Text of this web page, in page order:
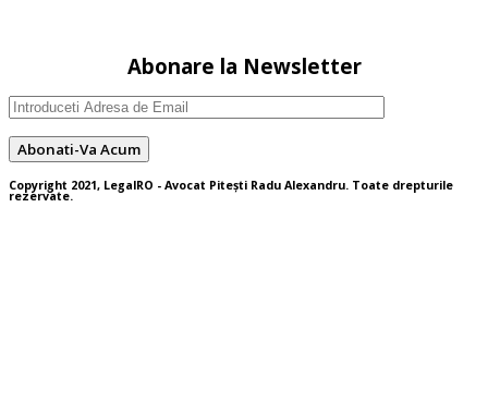
Abonare la Newsletter
Copyright 2021, LegalRO - Avocat Pitești Radu Alexandru. Toate drepturile
rezervate.